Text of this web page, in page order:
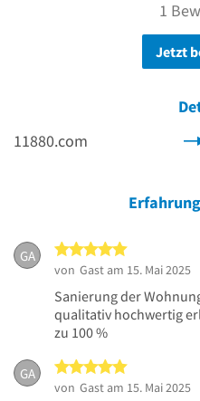
1
Jetzt
11880.com
GA
von Gast am 15. Mai 2025
Sanierung der
qualitativ hochwertig
zu 100 %
GA
von Gast am 15. Mai 2025